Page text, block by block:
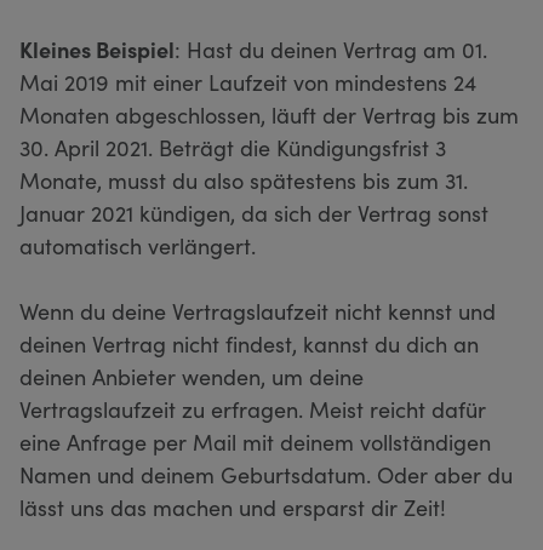
Kleines Beispiel: Hast du deinen Vertrag am 01.
Mai 2019 mit einer Laufzeit von mindestens 24
Monaten abgeschlossen, läuft der Vertrag bis zum
30. April 2021. Beträgt die Kündigungsfrist 3
Monate, musst du also spätestens bis zum 31.
Januar 2021 kündigen, da sich der Vertrag sonst
automatisch verlängert.
Wenn du deine Vertragslaufzeit nicht kennst und
deinen Vertrag nicht findest, kannst du dich an
deinen Anbieter wenden, um deine
Vertragslaufzeit zu erfragen. Meist reicht dafür
eine Anfrage per Mail mit deinem vollständigen
Namen und deinem Geburtsdatum. Oder aber du
lässt uns das machen und ersparst dir Zeit!